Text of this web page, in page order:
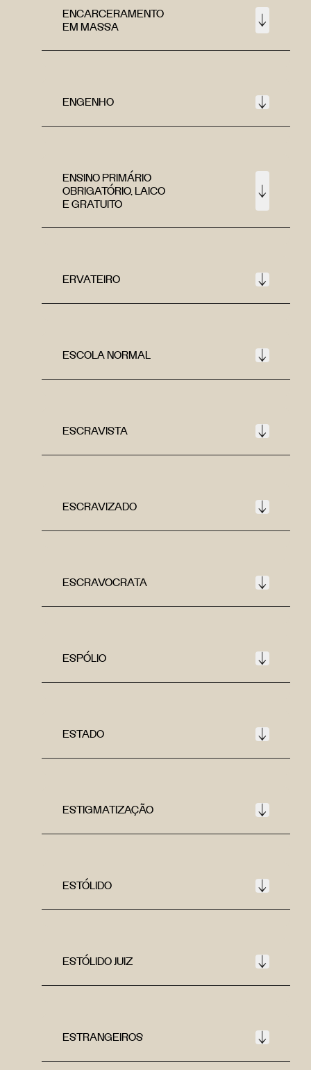
ENCARCERAMENTO
EM MASSA
ENGENHO
ENSINO PRIMÁRIO
OBRIGATÓRIO, LAICO
E GRATUITO
ERVATEIRO
ESCOLA NORMAL
ESCRAVISTA
ESCRAVIZADO
ESCRAVOCRATA
ESPÓLIO
ESTADO
ESTIGMATIZAÇÃO
ESTÓLIDO
ESTÓLIDO JUIZ
ESTRANGEIROS